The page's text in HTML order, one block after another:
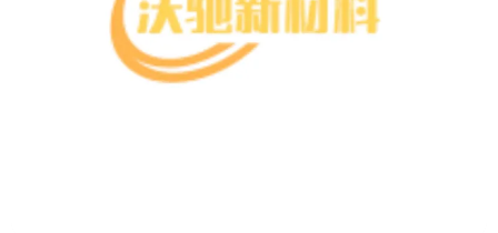
节能
食品级
绿色成型方案